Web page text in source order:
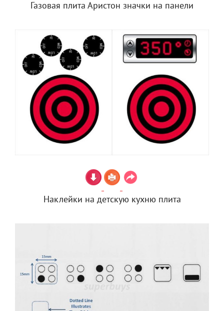
Газовая плита Аристон значки на панели
Наклейки на детскую кухню плита